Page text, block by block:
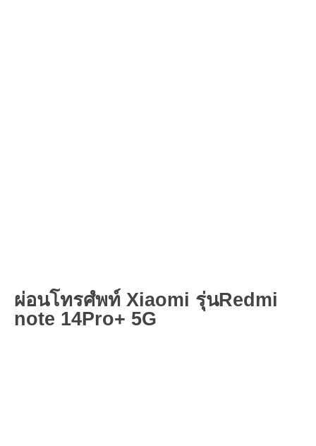
ผ่อนโทรศํพท์ Xiaomi รุ่นRedmi
note 14Pro+ 5G